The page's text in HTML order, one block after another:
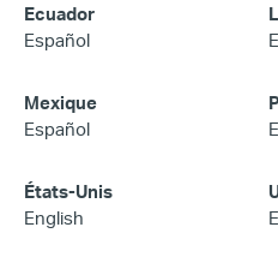
Ecuador
Español
Mexique
Español
États-Unis
English